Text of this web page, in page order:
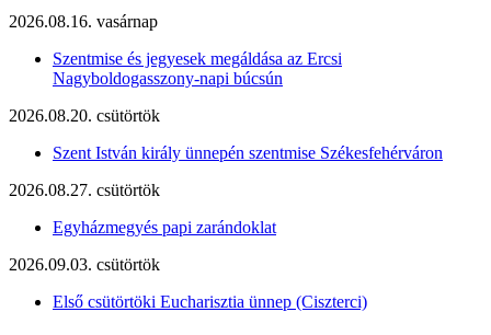
2026.08.16. vasárnap
Szentmise és jegyesek megáldása az Ercsi
Nagyboldogasszony-napi búcsún
2026.08.20. csütörtök
Szent István király ünnepén szentmise Székesfehérváron
2026.08.27. csütörtök
Egyházmegyés papi zarándoklat
2026.09.03. csütörtök
Első csütörtöki Eucharisztia ünnep (Ciszterci)